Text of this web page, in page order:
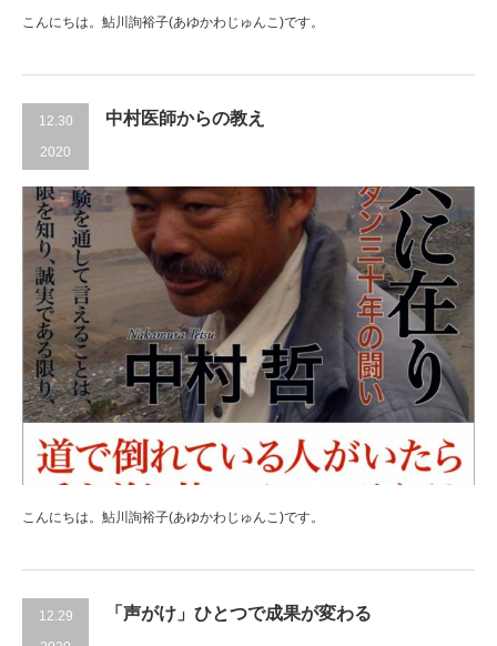
こんにちは。鮎川詢裕子(あゆかわじゅんこ)です。
12.30
2020
中村医師からの教え
こんにちは。鮎川詢裕子(あゆかわじゅんこ)です。
12.29
「声がけ」ひとつで成果が変わる